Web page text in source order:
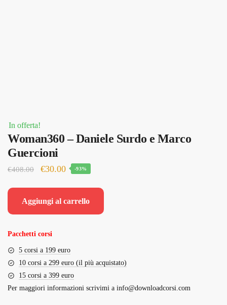
In offerta!
Woman360 – Daniele Surdo e Marco
Guercioni
€408.00
Il
originale
€30.00Il
-93%
Aggiungi al carrello
Pacchetti corsi
5 corsi a 199 euro
10 corsi a 299 euro (il più acquistato)
15 corsi a 399 euro
Per maggiori informazioni scrivimi a info@downloadcorsi.com